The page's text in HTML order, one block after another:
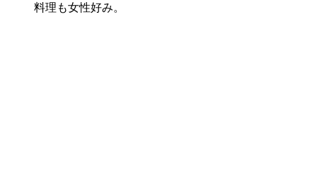
料理も女性好み。